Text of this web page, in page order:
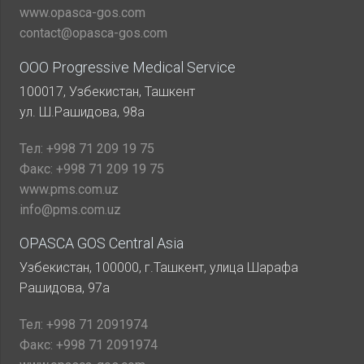
www.opasca-gos.com
contact@opasca-gos.com
ООО Progressive Medical Service
100017, Узбекистан, Ташкент
ул. Ш.Рашидова, 98а
Тел: +998 71 209 19 75
Факс: +998 71 209 19 75
www.pms.com.uz
info@pms.com.uz
OPASCA GOS Central Asia
Узбекистан, 100000, г.Ташкент, улица Шарафа
Рашидова, 97а
Тел: +998 71 2091974
Факс: +998 71 2091974